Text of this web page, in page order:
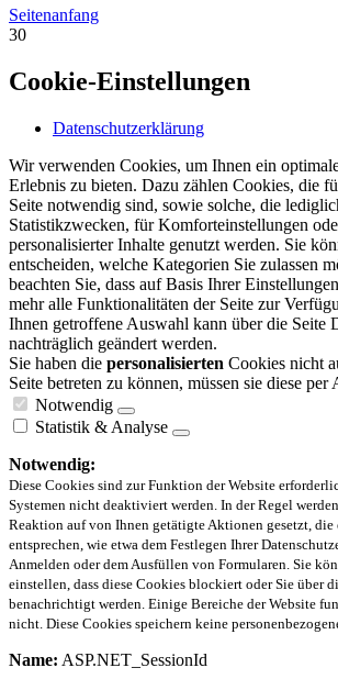
Seitenanfang
30
Cookie-Einstellungen
Datenschutzerklärung
Wir verwenden Cookies, um Ihnen ein
Erlebnis zu bieten. Dazu zählen Cookies, die
Seite notwendig sind, sowie solche, die
Statistikzwecken, für Komforteinstellungen
personalisierter Inhalte genutzt werden. Sie
entscheiden, welche Kategorien Sie zulassen
beachten Sie, dass auf Basis Ihrer
mehr alle Funktionalitäten der Seite zur
Ihnen getroffene Auswahl kann über die Seite
nachträglich geändert werden.
Sie haben die personalisierten Cookies nicht
Seite betreten zu können, müssen sie diese per
Notwendig
Statistik & Analyse
Notwendig:
Diese Cookies sind zur Funktion der Website
Systemen nicht deaktiviert werden. In der Regel
Reaktion auf von Ihnen getätigte Aktionen gesetzt, die
entsprechen, wie etwa dem Festlegen Ihrer
Anmelden oder dem Ausfüllen von Formularen. Sie
einstellen, dass diese Cookies blockiert oder Sie über
benachrichtigt werden. Einige Bereiche der Website
nicht. Diese Cookies speichern keine
Name: ASP.NET_SessionId